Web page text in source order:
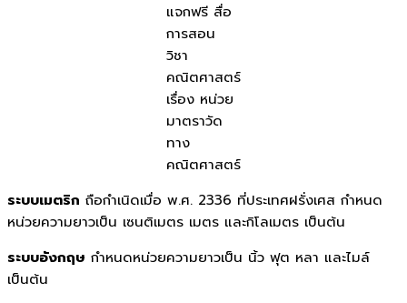
แจกฟรี สื่อ
การสอน
วิชา
คณิตศาสตร์
เรื่อง หน่วย
มาตราวัด
ทาง
คณิตศาสตร์
ระบบเมตริก ถือกำเนิดเมื่อ พ.ศ. 2336 ที่ประเทศฝรั่งเศส กำหนด
หน่วยความยาวเป็น เซนติเมตร เมตร และกิโลเมตร เป็นต้น
ระบบอังกฤษ กำหนดหน่วยความยาวเป็น นิ้ว ฟุต หลา และไมล์
เป็นต้น